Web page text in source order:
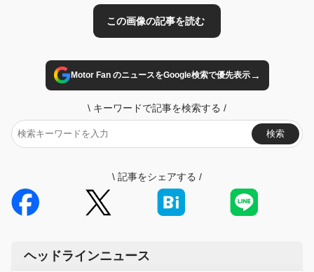
Motor Fan のニュースをGoogle検索で優先表示→
\ キーワードで記事を検索する /
検索
\ 記事をシェアする /
ヘッドラインニュース